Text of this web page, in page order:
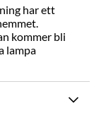
har ett
kommer bli
lampa